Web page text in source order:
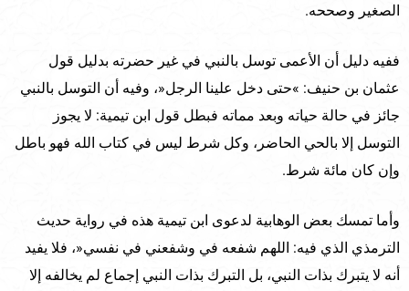
الصغير وصححه.
ففيه دليل أن الأعمى توسل بالنبي في غير حضرته بدليل قول
عثمان بن حنيف: »حتى دخل علينا الرجل«، وفيه أن التوسل بالنبي
جائز في حالة حياته وبعد مماته فبطل قول ابن تيمية: لا يجوز
التوسل إلا بالحي الحاضر، وكل شرط ليس في كتاب الله فهو باطل
وإن كان مائة شرط.
وأما تمسك بعض الوهابية لدعوى ابن تيمية هذه في رواية حديث
الترمذي الذي فيه: اللهم شفعه في وشفعني في نفسي«، فلا يفيد
أنه لا يتبرك بذات النبي، بل التبرك بذات النبي إجماع لم يخالفه إلا